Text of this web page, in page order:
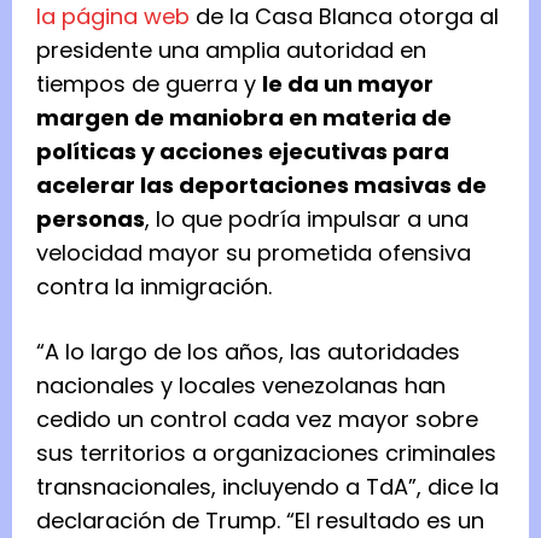
la página web de la Casa Blanca otorga al
presidente una amplia autoridad en
tiempos de guerra y le da un mayor
margen de maniobra en materia de
políticas y acciones ejecutivas para
acelerar las deportaciones masivas de
personas, lo que podría impulsar a una
velocidad mayor su prometida ofensiva
contra la inmigración.
“A lo largo de los años, las autoridades
nacionales y locales venezolanas han
cedido un control cada vez mayor sobre
sus territorios a organizaciones criminales
transnacionales, incluyendo a TdA”, dice la
declaración de Trump. “El resultado es un